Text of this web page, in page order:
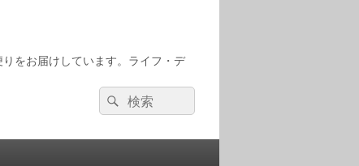
をお届けしています。ライフ・デ
検
索:
検
索